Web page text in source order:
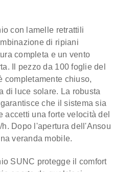
con lamelle retrattili
di ripiani
completa e un vento
Il pezzo da 100 foglie del
completamente chiuso,
di luce solare. La robusta
che il sistema sia
accetti una forte velocità del
h. Dopo l'apertura dell'Ansou
veranda mobile.
SUNC protegge il comfort